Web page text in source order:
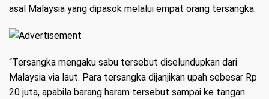
asal Malaysia yang dipasok melalui empat orang tersangka.
“Tersangka mengaku sabu tersebut diselundupkan dari
Malaysia via laut. Para tersangka dijanjikan upah sebesar Rp
20 juta, apabila barang haram tersebut sampai ke tangan